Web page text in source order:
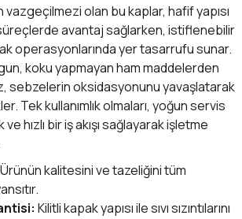
vazgeçilmezi olan bu kaplar, hafif yapısı
avantaj sağlarken, istiflenebilir
operasyonlarında yer tasarrufu sunar.
koku yapmayan ham maddelerden
sebzelerin oksidasyonunu yavaşlatarak
Tek kullanımlık olmaları, yoğun servis
hızlı bir iş akışı sağlayarak işletme
Ürünün kalitesini ve tazeliğini tüm
Kilitli kapak yapısı ile sıvı sızıntılarını